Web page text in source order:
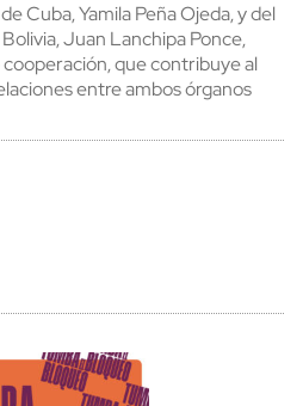
Cuba, Yamila Peña Ojeda, y del
Juan Lanchipa Ponce,
que contribuye al
entre ambos órganos